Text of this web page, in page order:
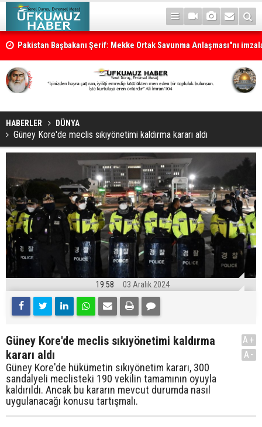
Pakistan Başbakanı Şerif: Mekke Ortak Savunma Anlaşması"nı
onur duyuyorum
HABERLER DÜNYA
Güney Kore'de meclis sıkıyönetimi kaldırma kararı aldı
19:58 03 Aralık 2024
Güney Kore'de meclis sıkıyönetimi kaldırma
kararı aldı
Güney Kore'de hükümetin sıkıyönetim kararı, 300
sandalyeli meclisteki 190 vekilin tamamının oyuyla
kaldırıldı. Ancak bu kararın mevcut durumda nasıl
uygulanacağı konusu tartışmalı.
A+
A-